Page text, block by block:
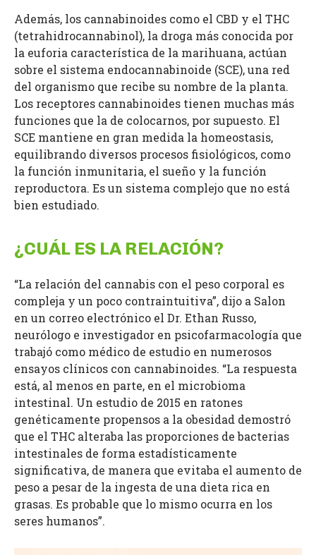
Además, los cannabinoides como el CBD y el THC
(tetrahidrocannabinol), la droga más conocida por
la euforia característica de la marihuana, actúan
sobre el sistema endocannabinoide (SCE), una red
del organismo que recibe su nombre de la planta.
Los receptores cannabinoides tienen muchas más
funciones que la de colocarnos, por supuesto. El
SCE mantiene en gran medida la homeostasis,
equilibrando diversos procesos fisiológicos, como
la función inmunitaria, el sueño y la función
reproductora. Es un sistema complejo que no está
bien estudiado.
¿CUÁL ES LA RELACIÓN?
“La relación del cannabis con el peso corporal es
compleja y un poco contraintuitiva”, dijo a Salon
en un correo electrónico el Dr. Ethan Russo,
neurólogo e investigador en psicofarmacología que
trabajó como médico de estudio en numerosos
ensayos clínicos con cannabinoides. “La respuesta
está, al menos en parte, en el microbioma
intestinal. Un estudio de 2015 en ratones
genéticamente propensos a la obesidad demostró
que el THC alteraba las proporciones de bacterias
intestinales de forma estadísticamente
significativa, de manera que evitaba el aumento de
peso a pesar de la ingesta de una dieta rica en
grasas. Es probable que lo mismo ocurra en los
seres humanos”.